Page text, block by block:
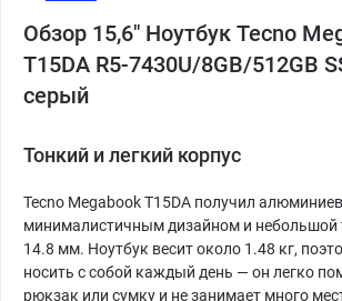
Обзор 15,6" Ноутбук Tecno
T15DA R5-7430U/8GB/512GB
серый
Тонкий и легкий корпус
Tecno Megabook T15DA получил
минималистичным дизайном и небольшой
14.8 мм. Ноутбук весит около 1.48 кг,
носить с собой каждый день — он легко
рюкзак или сумку и не занимает много